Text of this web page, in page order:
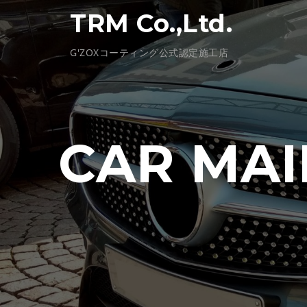
ン
テ
ン
ツ
へ
キ
ッ
TRM Co.,Ltd.
G'ZOXコーティング公式認定施工店
CAR